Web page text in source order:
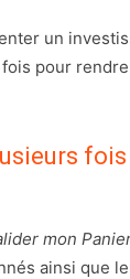
un
pour
mon
ainsi que